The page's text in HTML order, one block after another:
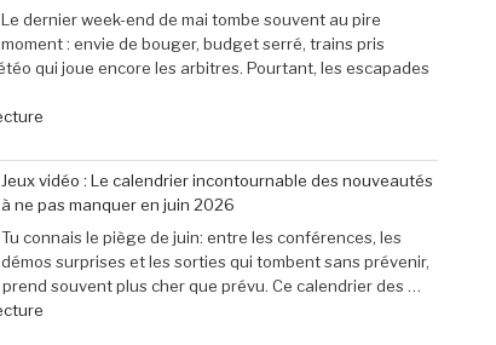
€
(-25% »
Expo
:
le
vous
des
passionnés
de
jeux
vidéo
en
Afrique »
Le dernier week-end de mai tombe souvent au pire
moment : envie de bouger, budget serré, trains pris
qui joue encore les arbitres. Pourtant, les escapades
de
31
mai
2026
:
29
escapades
incontournables
Jeux vidéo : Le calendrier incontournable des nouveautés
à ne pas manquer en juin 2026
Tu connais le piège de juin: entre les conférences, les
démos surprises et les sorties qui tombent sans prévenir,
souvent plus cher que prévu. Ce calendrier des …
de